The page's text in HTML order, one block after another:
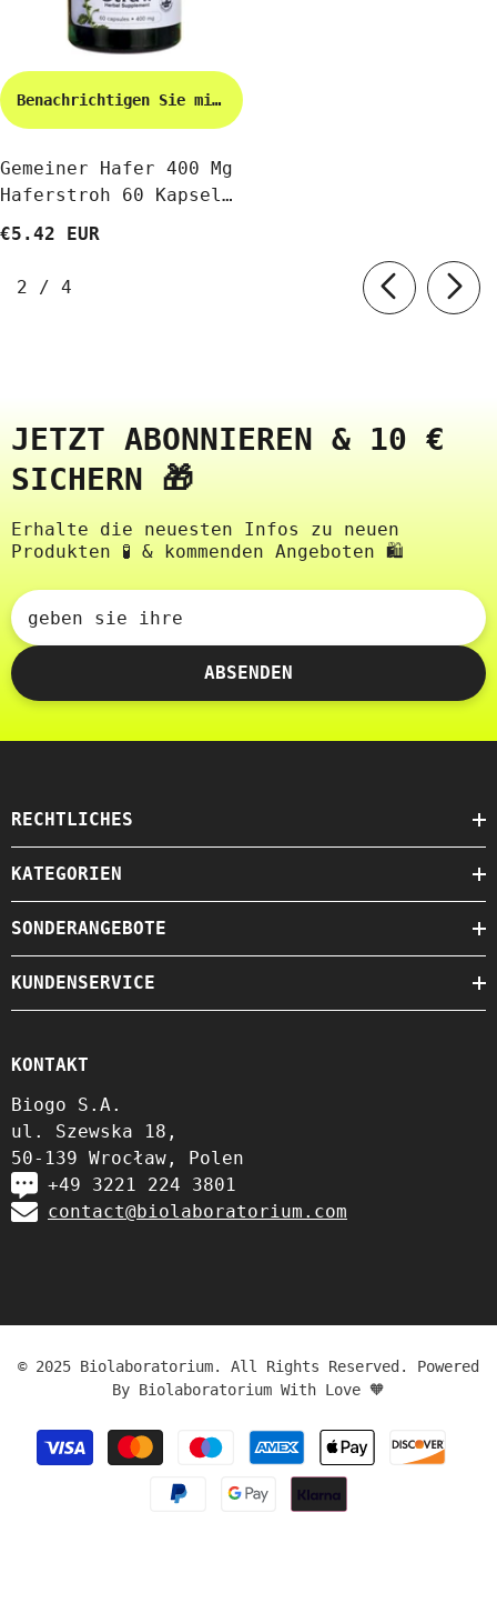
Benachrichtigen Sie mich
Gemeiner Hafer 400 Mg
Haferstroh 60 Kapseln
€5.42 EUR
2 / von
4
JETZT ABONNIEREN & 10 €
SICHERN 🎁
Erhalte die neuesten Infos zu neuen
Produkten 🧪 & kommenden Angeboten 🛍️
geben sie ihre
ABSENDEN
RECHTLICHES
KATEGORIEN
SONDERANGEBOTE
KUNDENSERVICE
KONTAKT
Biogo S.A.
ul. Szewska 18,
50-139 Wrocław, Polen
+49 3221 224 3801
contact@biolaboratorium.com
© 2025 Biolaboratorium. All Rights Reserved. Powered
By Biolaboratorium With Love 🧡
Zahlungsmethoden